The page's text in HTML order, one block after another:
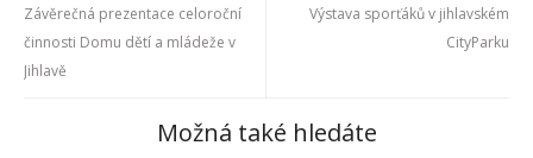
Závěrečná prezentace celoroční
činnosti Domu dětí a mládeže v
Jihlavě
Výstava sporťáků v jihlavském
CityParku
Možná také hledáte